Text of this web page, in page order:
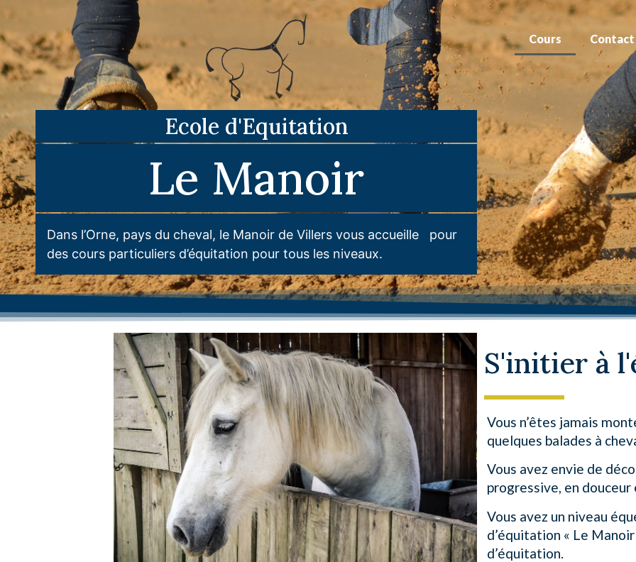
Ecole d'Equitation
Le Manoir
Dans l’Orne, pays du cheval, le Manoir de Villers vous accueille pour
des cours particuliers d’équitation pour tous les niveaux.
Cours Contact
S'initier à
Vous n’êtes jamais
quelques balades à
Vous avez envie de
progressive, en
Vous avez un niveau
d’équitation « Le
d’équitation.